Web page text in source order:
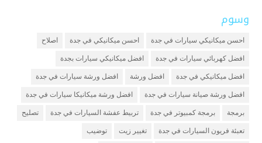
وسوم
احسن ميكانيكي سيارات في جدة احسن ميكانيكي في جدة اصلاح
افضل كهربائي سيارات في جدة افضل ميكانيكي سيارات بجدة
افضل ميكانيكي في جدة افضل ورشة افضل ورشة سيارات في جدة
افضل ورشة صيانة سيارات في جدة افضل ورشة ميكانيكا سيارات في جدة
برمجة برمجة كمبيوتر في جدة تربيط عفشة السيارات في جدة تصليح
تعبئة فريون السيارات في جدة تغيير زيت توضيب